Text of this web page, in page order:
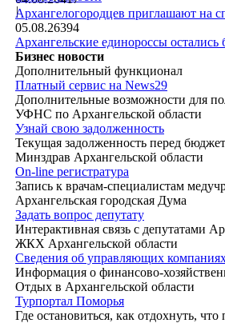
|Архангелогородцев приглашают на
05.08.26394
Архангельские единороссы
Бизнес новости
Дополнительный функционал
Платный сервис на News29
Дополнительные возможности для
УФНС по Архангельской области
Узнай свою задолженность
Текущая задолженность перед
Минздрав Архангельской области
On-line регистратура
Запись к врачам-специалистам
Архангельская городская Дума
Задать вопрос депутату
Интерактивная связь с депутатами
ЖКХ Архангельской области
Сведения об управляющих
Информация о финансово-
Отдых в Архангельской области
Турпортал Поморья
Где остановиться, как отдохнуть, что